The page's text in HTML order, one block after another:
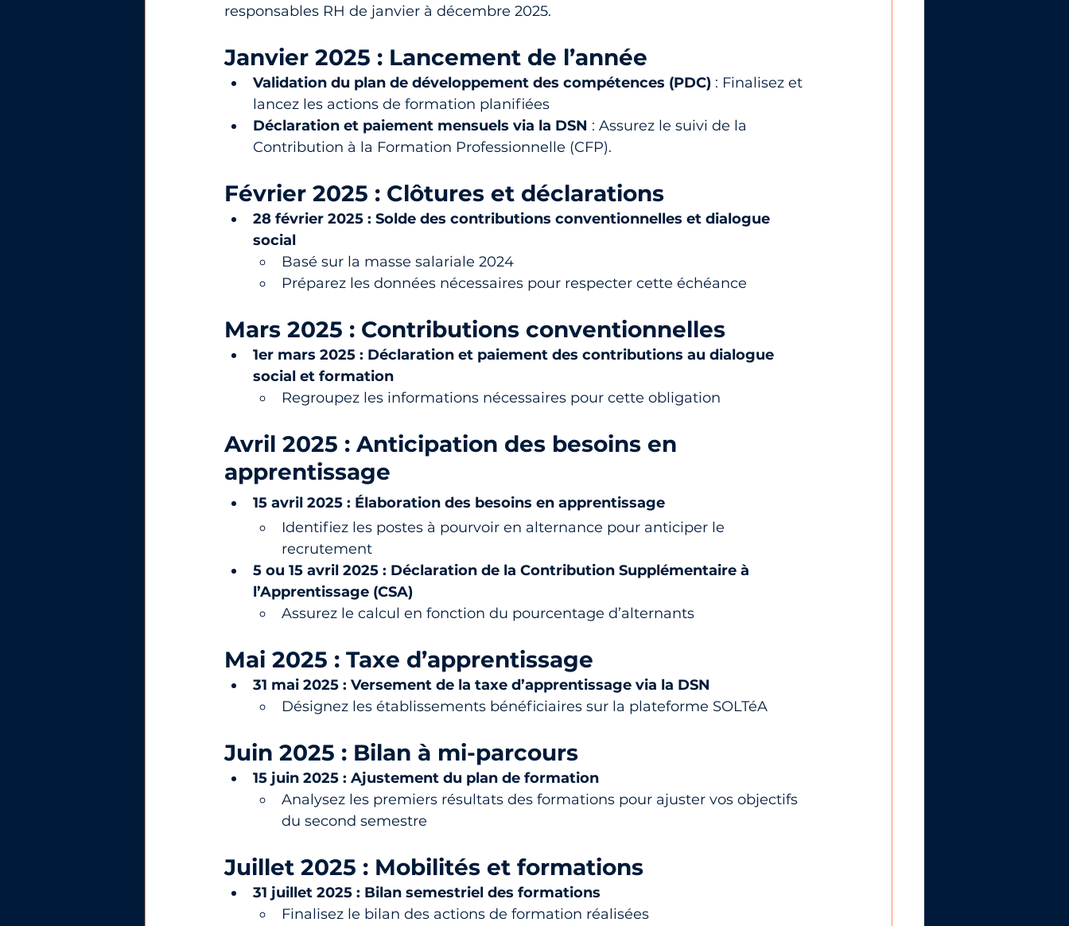
responsables RH de janvier à décembre 2025.
Janvier 2025 : Lancement de l’année
Validation du plan de développement des compétences (PDC) : Finalisez et
lancez les actions de formation planifiées
Déclaration et paiement mensuels via la DSN : Assurez le suivi de la
Contribution à la Formation Professionnelle (CFP).
Février 2025 : Clôtures et déclarations
28 février 2025 : Solde des contributions conventionnelles et dialogue
social
Basé sur la masse salariale 2024
Préparez les données nécessaires pour respecter cette échéance
Mars 2025 : Contributions conventionnelles
1er mars 2025 : Déclaration et paiement des contributions au dialogue
social et formation
Regroupez les informations nécessaires pour cette obligation
Avril 2025 : Anticipation des besoins en
apprentissage
15 avril 2025 : Élaboration des besoins en apprentissage
Identifiez les postes à pourvoir en alternance pour anticiper le
recrutement
5 ou 15 avril 2025 : Déclaration de la Contribution Supplémentaire à
l’Apprentissage (CSA)
Assurez le calcul en fonction du pourcentage d’alternants
Mai 2025 : Taxe d’apprentissage
31 mai 2025 : Versement de la taxe d’apprentissage via la DSN
Désignez les établissements bénéficiaires sur la plateforme SOLTéA
Juin 2025 : Bilan à mi-parcours
15 juin 2025 : Ajustement du plan de formation
Analysez les premiers résultats des formations pour ajuster vos objectifs
du second semestre
Juillet 2025 : Mobilités et formations
31 juillet 2025 : Bilan semestriel des formations
Finalisez le bilan des actions de formation réalisées